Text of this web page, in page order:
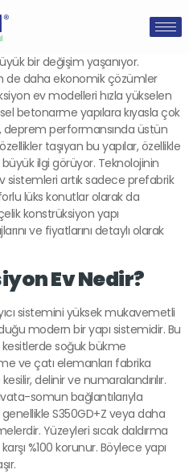
bir değişim yaşanıyor.
de daha ekonomik çözümler
ev modelleri hızla yükselen
betonarme yapılara kıyasla çok
performansında üstün
taşıyan bu yapılar, özellikle
ilgi görüyor. Teknolojinin
sistemleri artık sadece prefabrik
lüks konutlar olarak da
konstrüksiyon yapı
ve fiyatlarını detaylı olarak
Ev Nedir?
sistemini yüksek mukavemetli
modern bir yapı sistemidir. Bu
soğuk bükme
ve çatı elemanları fabrika
delinir ve numaralandırılır.
somun bağlantılarıyla
S350GD+Z veya daha
Yüzeyleri sıcak daldırma
%100 korunur. Böylece yapı